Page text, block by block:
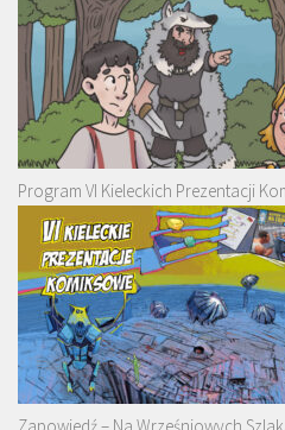
Program VI Kieleckich Prezentacji